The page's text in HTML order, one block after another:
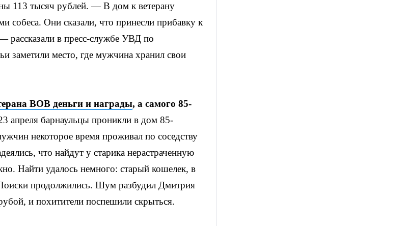
113 тысяч рублей. — В дом к ветерану
собеса. Они сказали, что принесли прибавку к
рассказали в пресс-службе УВД по
заметили место, где мужчина хранил свои
ВОВ деньги и награды, а самого 85-
апреля барнаульцы проникли в дом 85-
некоторое время проживал по соседству
что найдут у старика нерастраченную
Найти удалось немного: старый кошелек, в
продолжились. Шум разбудил Дмитрия
и похитители поспешили скрыться.